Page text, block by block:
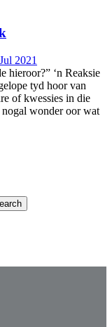
2021
hieroor?” ‘n Reaksie
tyd hoor van
of kwessies in die
wonder oor wat